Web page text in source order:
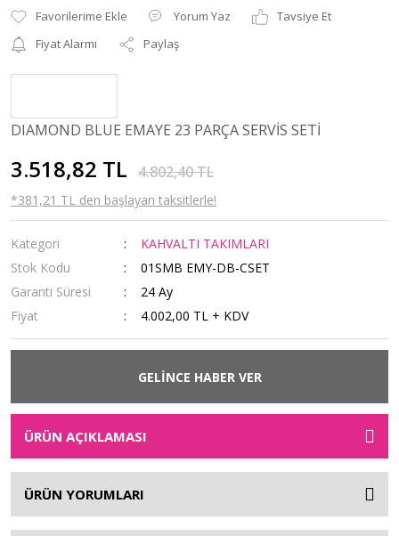
Yorum Yaz
Tavsiye Et
Fiyat Alarmı
Paylaş
DIAMOND BLUE EMAYE 23 PARÇA SERVİS SETİ
3.518,82 TL 4.802,40 TL
*381,21 TL den başlayan taksitlerle!
Kategori
KAHVALTI TAKIMLARI
Stok Kodu
01SMB EMY-DB-CSET
Garanti Süresi
24 Ay
Fiyat
4.002,00 TL + KDV
GELİNCE HABER VER
ÜRÜN AÇIKLAMASI
ÜRÜN YORUMLARI